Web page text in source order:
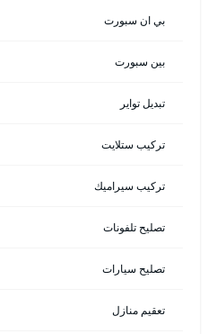
بي ان سبورت
بين سبورت
تبديل تواير
تركيب ستلايت
تركيب سيراميك
تصليح تلفونات
تصليح سيارات
تعقيم منازل